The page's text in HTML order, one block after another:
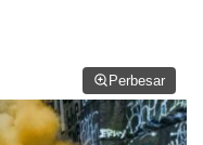
Perbesar